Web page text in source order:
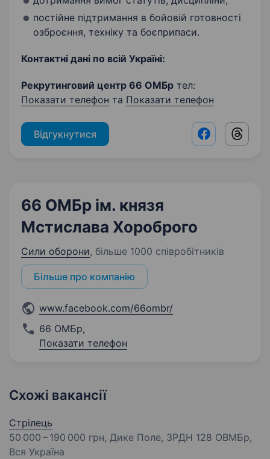
постійне підтримання в бойовій готовності
озброєння, техніку та боєприпаси.
Контактні дані по всій Україні:
Рекрутинговий центр 66 ОМБр тел:
Показати телефон та Показати телефон
Відгукнутися Facebook
66 ОМБр ім. князя
Мстислава Хороброго
Сили оборони, більше 1000 співробітників
Більше про компанію
www.facebook.com/66ombr/
66 ОМБр,
Показати телефон
Схожі вакансії
Стрілець
50 000 – 190 000 грн, Дике Поле, ЗРДН 128 ОВМБр,
Вся Україна